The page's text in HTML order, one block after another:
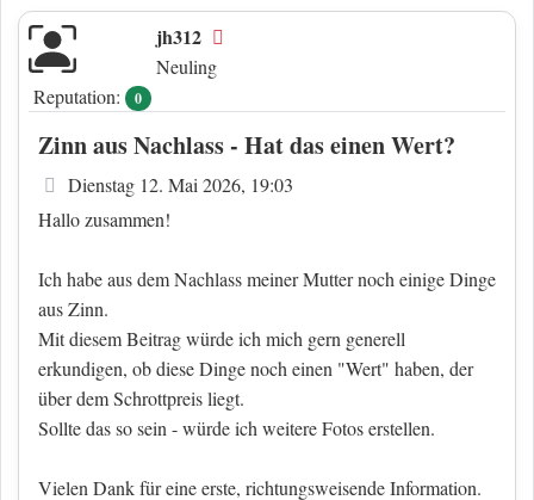
jh312
Neuling
Reputation:
0
Zinn aus Nachlass - Hat das einen Wert?
Beitrag
Dienstag 12. Mai 2026, 19:03
Hallo zusammen!
Ich habe aus dem Nachlass meiner Mutter noch einige Dinge
aus Zinn.
Mit diesem Beitrag würde ich mich gern generell
erkundigen, ob diese Dinge noch einen "Wert" haben, der
über dem Schrottpreis liegt.
Sollte das so sein - würde ich weitere Fotos erstellen.
Vielen Dank für eine erste, richtungsweisende Information.